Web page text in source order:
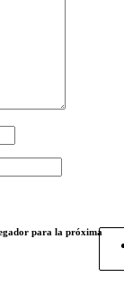
para la próxima